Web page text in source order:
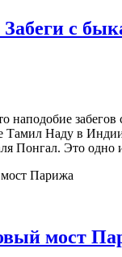
Забеги с
наподобие
Тамил Наду в
Понгал. Это
мост